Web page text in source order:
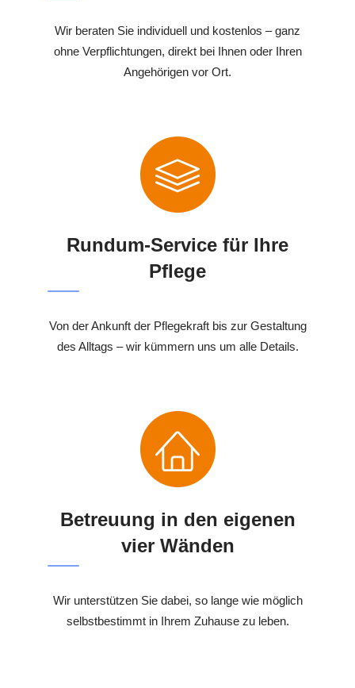
Wir beraten Sie individuell und kostenlos – ganz
ohne Verpflichtungen, direkt bei Ihnen oder Ihren
Angehörigen vor Ort.
Rundum-Service für Ihre
Pflege
Von der Ankunft der Pflegekraft bis zur Gestaltung
des Alltags – wir kümmern uns um alle Details.
Betreuung in den eigenen
vier Wänden
Wir unterstützen Sie dabei, so lange wie möglich
selbstbestimmt in Ihrem Zuhause zu leben.